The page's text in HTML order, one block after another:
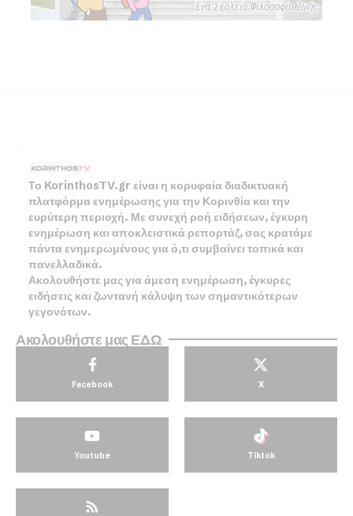
Το KorinthosTV.gr είναι η κορυφαία διαδικτυακή
πλατφόρμα ενημέρωσης για την Κορινθία και την
ευρύτερη περιοχή. Με συνεχή ροή ειδήσεων, έγκυρη
ενημέρωση και αποκλειστικά ρεπορτάζ, σας κρατάμε
πάντα ενημερωμένους για ό,τι συμβαίνει τοπικά και
πανελλαδικά.
Ακολουθήστε μας για άμεση ενημέρωση, έγκυρες
ειδήσεις και ζωντανή κάλυψη των σημαντικότερων
γεγονότων.
Ακολουθήστε μας ΕΔΩ
Facebook X
Youtube Tiktok